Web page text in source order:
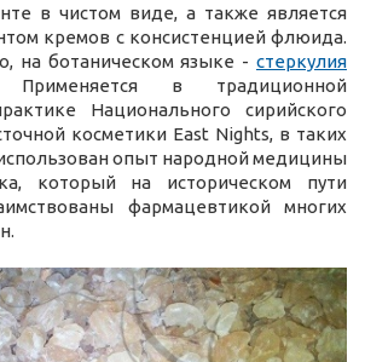
в чистом виде, а также является
кремов с консистенцией флюида.
на ботаническом языке - стеркулия
в традиционной
Национального сирийского
косметики East Nights, в таких
опыт народной медицины
который на историческом пути
фармацевтикой многих